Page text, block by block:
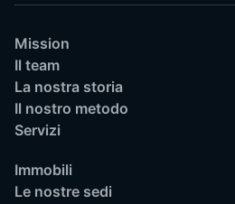
Mission
Il team
La nostra storia
Il nostro metodo
Servizi
Immobili
Le nostre sedi